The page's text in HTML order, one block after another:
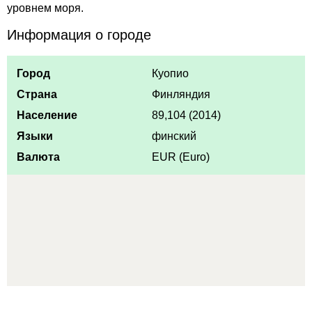
уровнем моря.
Информация о городе
Город
Куопио
Страна
Финляндия
Население
89,104 (2014)
Языки
финский
Валюта
EUR (Euro)